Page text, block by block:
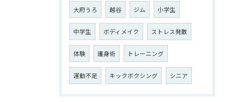
大府うろ 越谷 ジム 小学生
中学生 ボディメイク ストレス発散
体験 護身術 トレーニング
運動不足 キックボクシング シニア